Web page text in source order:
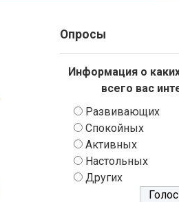
Опросы
Информация о
всего вас
Развивающих
Спокойных
Активных
Настольных
Других